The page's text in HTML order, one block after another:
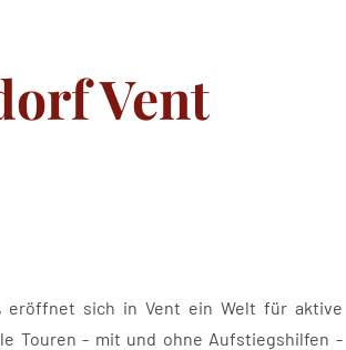
Vent
eröffnet sich in Vent ein Welt für aktive
Touren - mit und ohne Aufstiegshilfen -